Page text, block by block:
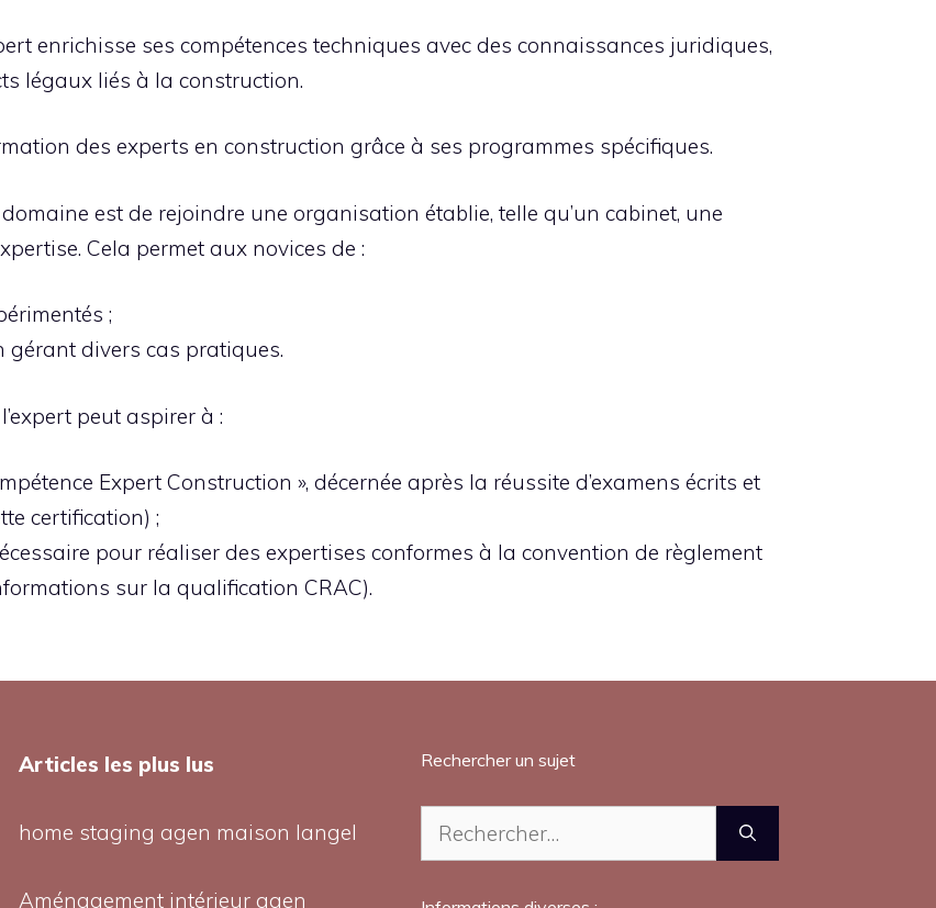
enrichisse ses compétences techniques avec des connaissances juridiques,
légaux liés à la construction.
des experts en construction grâce à ses programmes spécifiques.
est de rejoindre une organisation établie, telle qu’un cabinet, une
Cela permet aux novices de :
;
gérant divers cas pratiques.
peut aspirer à :
Expert Construction », décernée après la réussite d’examens écrits et
certification) ;
pour réaliser des expertises conformes à la convention de règlement
sur la qualification CRAC).
Articles les plus lus
home staging agen maison langel
Aménagement intérieur agen
Rechercher un sujet
Rechercher :